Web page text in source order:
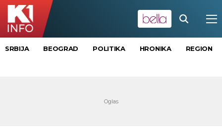
SRBIJA BEOGRAD POLITIKA HRONIKA REGION